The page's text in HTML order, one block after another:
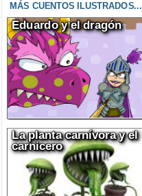
MÁS CUENTOS ILUSTRADOS...
Eduardo y el dragón
La planta carnívora y el
carnicero